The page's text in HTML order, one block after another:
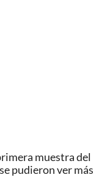
muestra del
pudieron ver más